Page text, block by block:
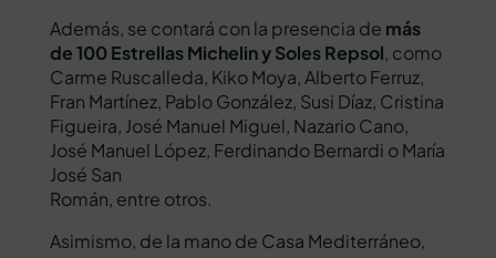
Además, se contará con la presencia de más
de 100 Estrellas Michelin y Soles Repsol, como
Carme Ruscalleda, Kiko Moya, Alberto Ferruz,
Fran Martínez, Pablo González, Susi Díaz, Cristina
Figueira, José Manuel Miguel, Nazario Cano,
José Manuel López, Ferdinando Bernardi o María
José San
Román, entre otros.
Asimismo, de la mano de Casa Mediterráneo,